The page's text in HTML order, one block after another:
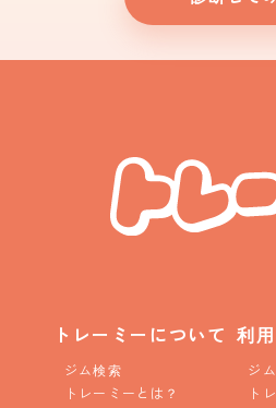
トレーミーについて
ジム検索
トレーミーとは？
利
ジ
ト